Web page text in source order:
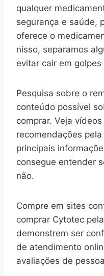
qualquer
segurança e saúde,
oferece o
nisso, separamos
evitar cair em
Pesquisa sobre o
conteúdo possível
comprar. Veja
recomendações
principais
consegue entender
não.
Compre em sites
comprar Cytotec
demonstrem ser
de atendimento
avaliações de